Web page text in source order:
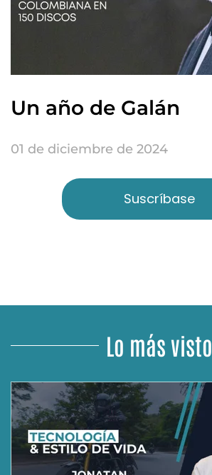
Un año de Galán
01 de diciembre de 2024
Suscríbase
Lo más visto